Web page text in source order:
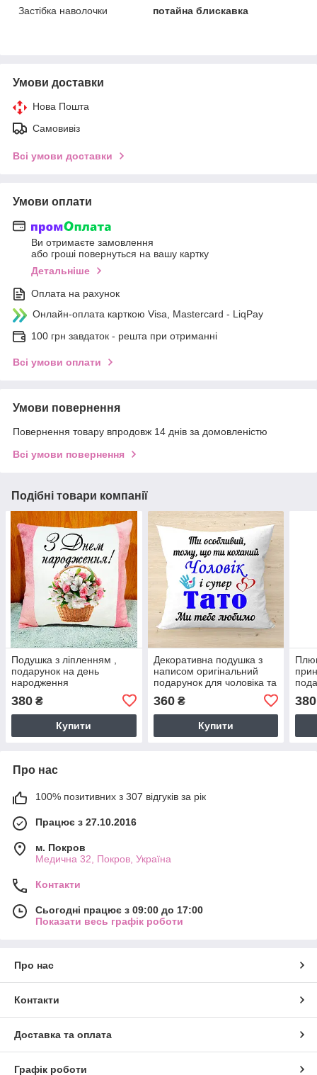
Застібка наволочки
потайна блискавка
Умови доставки
Нова Пошта
Самовивіз
Всі умови доставки
Умови оплати
Ви отримаєте замовлення
або гроші повернуться на вашу картку
Детальніше
Оплата на рахунок
Онлайн-оплата карткою Visa, Mastercard - LiqPay
100 грн завдаток - решта при отриманні
Всі умови оплати
Умови повернення
Повернення товару впродовж 14 днів за домовленістю
Всі умови повернення
Подібні товари компанії
Подушка з ліпленням ,
подарунок на день
народження
380 ₴
Купити
Декоративна подушка з
написом оригінальний
подарунок для чоловіка та
360₴
Купити
380
Про нас
100% позитивних з 307 відгуків за рік
Працює з 27.10.2016
м. Покров
Медична 32, Покров, Україна
Контакти
Сьогодні працює з 09:00 до 17:00
Показати весь графік роботи
Про нас
Контакти
Доставка та оплата
Графік роботи